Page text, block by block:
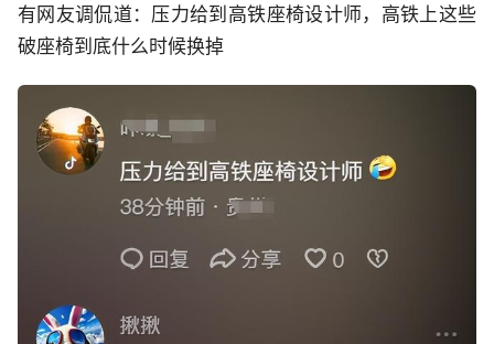
有网友调侃道：压力给到高铁座椅设计师，高铁上这些
破座椅到底什么时候换掉